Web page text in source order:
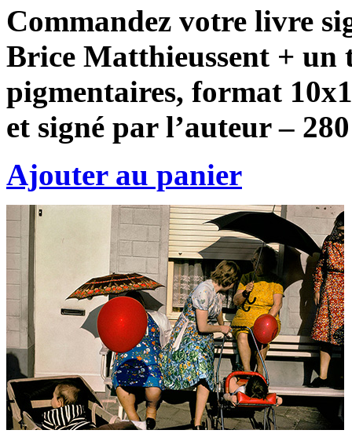
Commandez votre livre
Brice Matthieussent + un
pigmentaires, format
et signé par l’auteur –
Ajouter au panier